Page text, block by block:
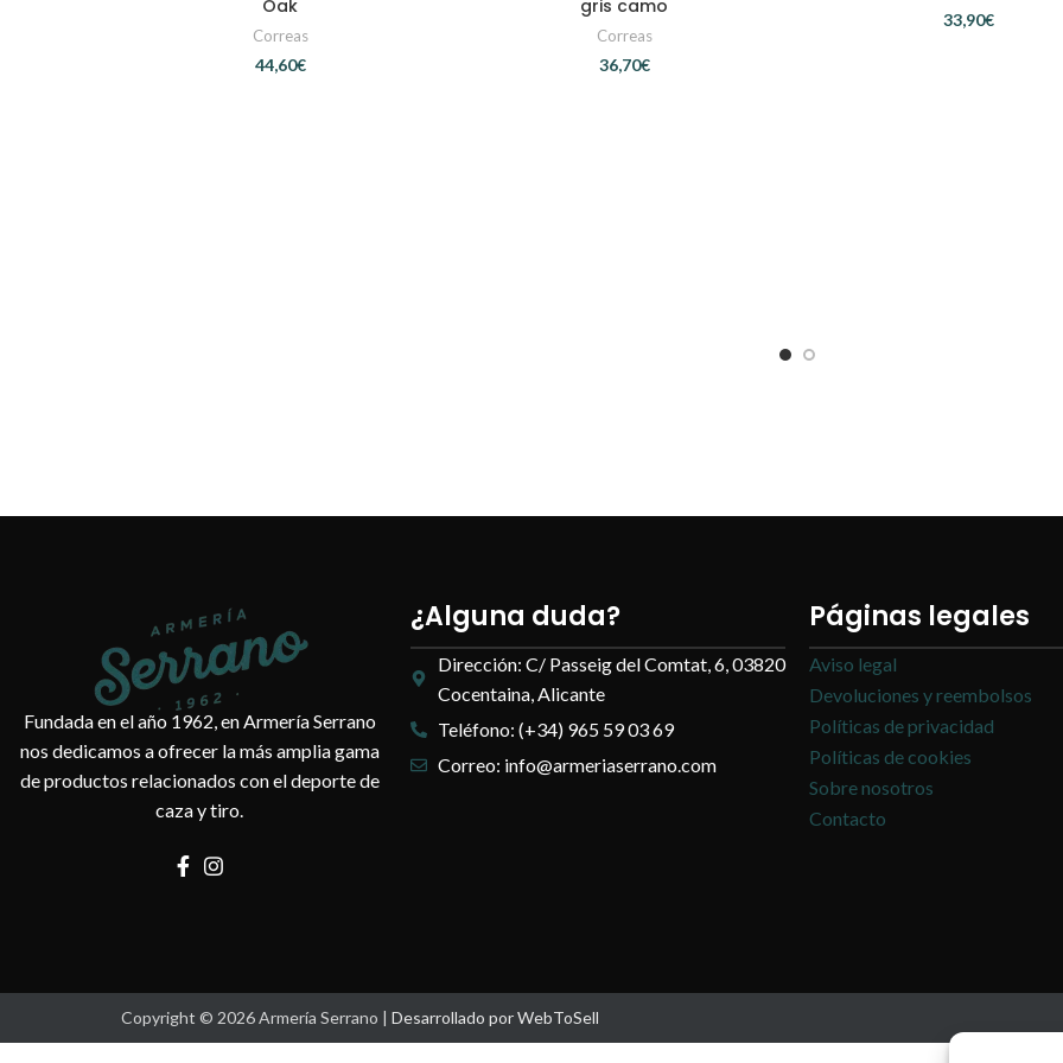
Oak
Correas
€
gris camo
Correas
€
€
Fundada en el año 1962, en Armería Serrano
nos dedicamos a ofrecer la más amplia gama
de productos relacionados con el deporte de
caza y tiro.
¿Alguna duda?
Dirección: C/ Passeig del Comtat, 6, 03820
Cocentaina, Alicante
Teléfono: (+34) 965 59 03 69
Correo: info@armeriaserrano.com
Páginas legales
Aviso legal
Devoluciones y reembolsos
Políticas de privacidad
Políticas de cookies
Sobre nosotros
Contacto
Copyright © 2026 Armería Serrano | Desarrollado por WebToSell